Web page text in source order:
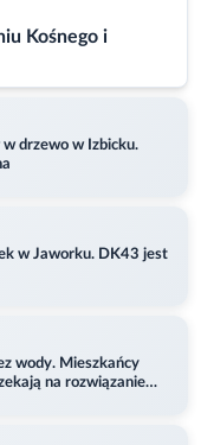
Kośnego i
w drzewo w Izbicku.
w Jaworku. DK43 jest
wody. Mieszkańcy
na rozwiązanie